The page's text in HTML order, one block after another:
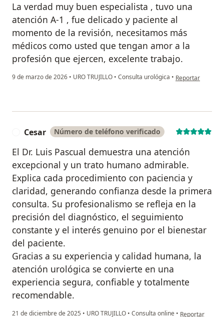
La verdad muy buen especialista , tuvo una
atención A-1 , fue delicado y paciente al
momento de la revisión, necesitamos más
médicos como usted que tengan amor a la
profesión que ejercen, excelente trabajo.
9 de marzo de 2026 • URO TRUJILLO • Consulta urológica • en opinión del
Reportar
Cesar Número de teléfono verificado
El Dr. Luis Pascual demuestra una atención
excepcional y un trato humano admirable.
Explica cada procedimiento con paciencia y
claridad, generando confianza desde la primera
consulta. Su profesionalismo se refleja en la
precisión del diagnóstico, el seguimiento
constante y el interés genuino por el bienestar
del paciente.
Gracias a su experiencia y calidad humana, la
atención urológica se convierte en una
experiencia segura, confiable y totalmente
recomendable.
21 de diciembre de 2025 • URO TRUJILLO • Consulta online • en opinión del
Reportar